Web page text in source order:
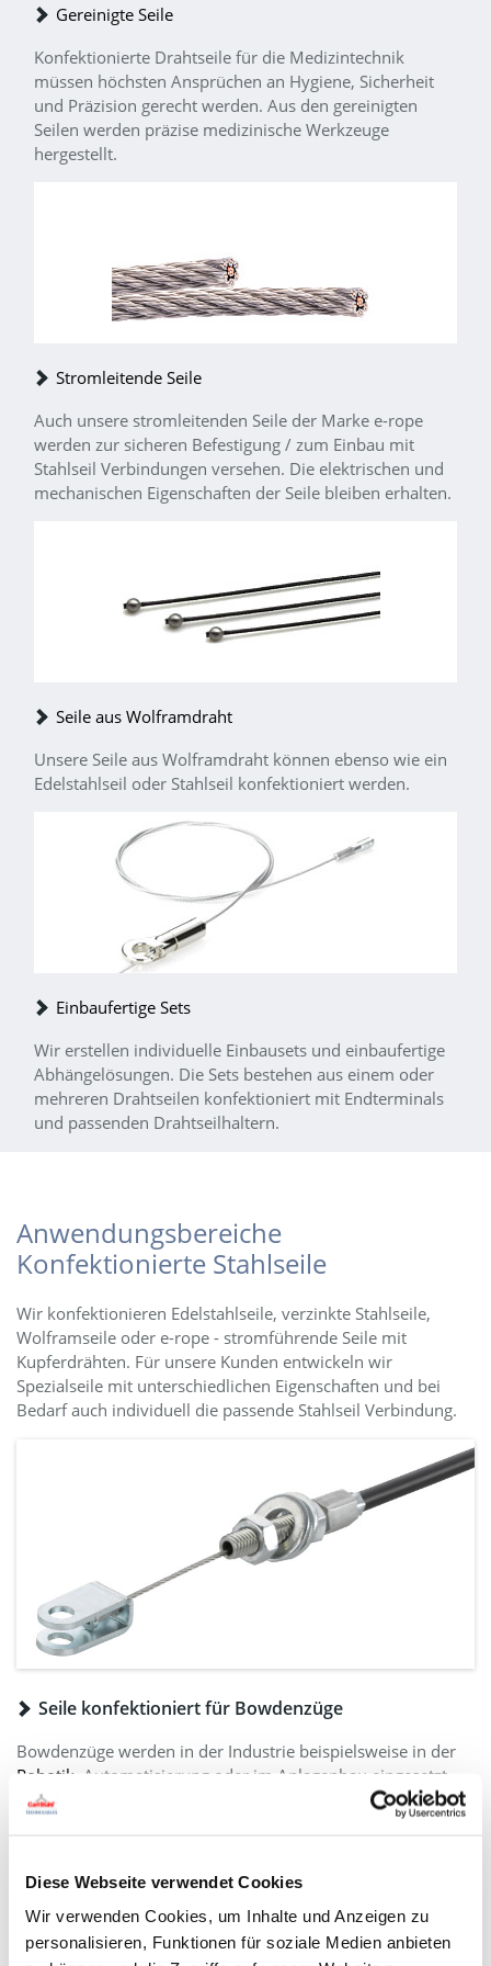
Diese Webseite verwendet Cookies
Wir verwenden Cookies, um Inhalte und Anzeigen zu
personalisieren, Funktionen für soziale Medien anbieten
Gereinigte Seile
Konfektionierte Drahtseile für die Medizintechnik
müssen höchsten Ansprüchen an Hygiene, Sicherheit
und Präzision gerecht werden. Aus den gereinigten
Seilen werden präzise medizinische Werkzeuge
hergestellt.
Stromleitende Seile
Auch unsere stromleitenden Seile der Marke e-rope
werden zur sicheren Befestigung / zum Einbau mit
Stahlseil Verbindungen versehen. Die elektrischen und
mechanischen Eigenschaften der Seile bleiben erhalten.
Seile aus Wolframdraht
Unsere Seile aus Wolframdraht können ebenso wie ein
Edelstahlseil oder Stahlseil konfektioniert werden.
Einbaufertige Sets
Wir erstellen individuelle Einbausets und einbaufertige
Abhängelösungen. Die Sets bestehen aus einem oder
mehreren Drahtseilen konfektioniert mit Endterminals
und passenden Drahtseilhaltern.
Anwendungsbereiche
Konfektionierte Stahlseile
Wir konfektionieren Edelstahlseile, verzinkte Stahlseile,
Wolframseile oder e-rope - stromführende Seile mit
Kupferdrähten. Für unsere Kunden entwickeln wir
Spezialseile mit unterschiedlichen Eigenschaften und bei
Bedarf auch individuell die passende Stahlseil Verbindung.
Seile konfektioniert für Bowdenzüge
Bowdenzüge werden in der Industrie beispielsweise in der
Robotik , Automatisierung oder im Anlagenbau eingesetzt,
aber auch in Fahrzeugen, Gartengeräten und
Kraftübertragungen von Zug- und Druckkräften.
Konfektionierte Stahlseile für Bowdenzüge dienen der
Verbindung und Befestigung des Bowdenzuges innerhalb